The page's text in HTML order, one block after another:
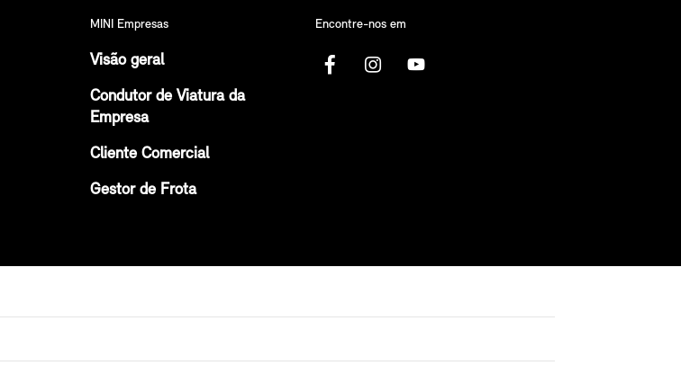
MINI Empresas
Visão geral
Condutor de Viatura da
Empresa
Cliente Comercial
Gestor de Frota
Encontre-nos em